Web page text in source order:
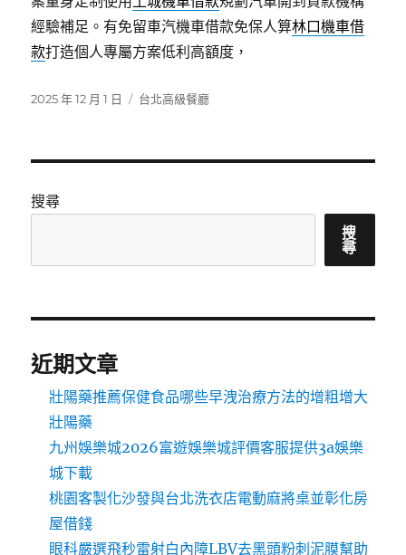
經驗補足。有免留車汽機車借款免保人算林口機車借
款打造個人專屬方案低利高額度，
發
2025 年 12 月 1 日
分
台北高級餐廳
搜尋
搜
尋
近期文章
壯陽藥推薦保健食品哪些早洩治療方法的增粗增大
壯陽藥
九州娛樂城2026富遊娛樂城評價客服提供3a娛樂
城下載
桃園客製化沙發與台北洗衣店電動麻將桌並彰化房
屋借錢
眼科嚴選飛秒雷射白內障LBV去黑頭粉刺泥膜幫助